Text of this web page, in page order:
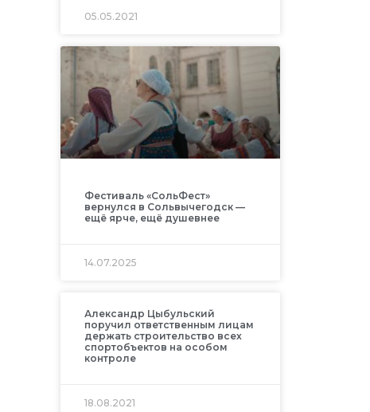
05.05.2021
Фестиваль «СольФест»
вернулся в Сольвычегодск —
ещё ярче, ещё душевнее
14.07.2025
Александр Цыбульский
поручил ответственным лицам
держать строительство всех
спортобъектов на особом
контроле
18.08.2021